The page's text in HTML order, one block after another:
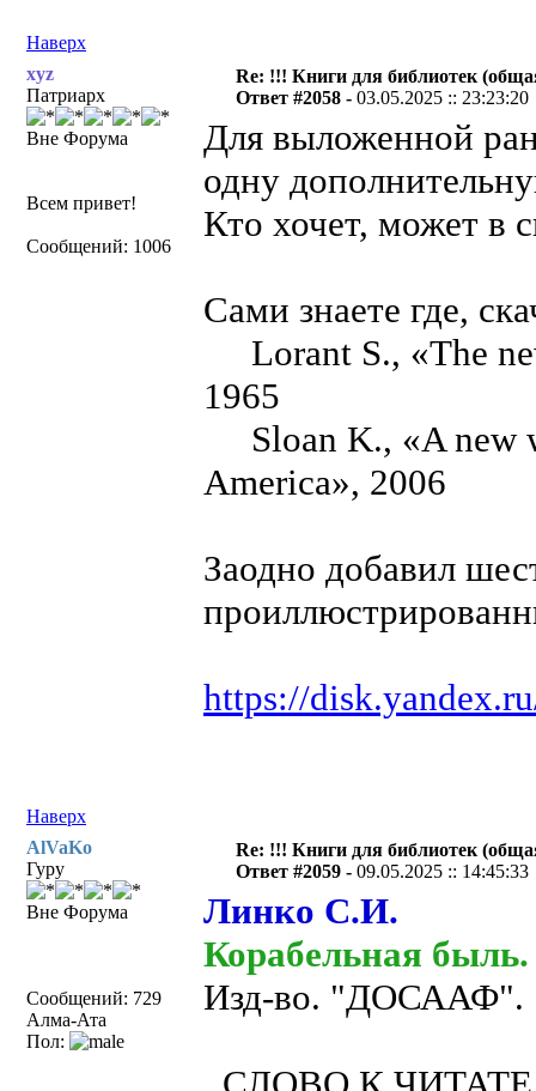
Наверх
xyz
Патриарх
Вне Форума
Всем привет!
Сообщений: 1006
Re: !!! Книги для библиотек
Ответ #2058 -03.05.2025 :: 23:23:20
Для выложенной
одну
Кто хочет, может в
Сами знаете где,
Lorant S., «The
1965
Sloan K., «A new
America», 2006
Заодно добавил
https://
Наверх
AlVaKo
Гуру
Вне Форума
Сообщений: 729
Алма-Ата
Пол:
Re: !!! Книги для библиотек
Ответ #2059 -09.05.2025 :: 14:45:33
Линко С.И.
Корабельная быль.
Изд-во. "ДОСААФ".